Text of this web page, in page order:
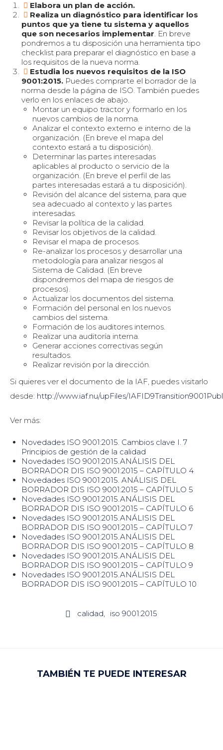
Elabora un plan de acción.
Realiza un diagnóstico para identificar los
puntos que ya tiene tu sistema y aquellos
que son necesarios implementar. En breve
pondremos a tu disposición una herramienta tipo
checklist para preparar el diagnóstico en base a
los requisitos de la nueva norma.
Estudia los nuevos requisitos de la ISO
9001:2015.Puedes comprarte el borrador de la
norma desde la página de ISO. También puedes
verlo en los enlaces de abajo.
Montar un equipo tractor y formarlo en los
nuevos cambios de la norma.
Analizar el contexto externo e interno de la
organización. (En breve el mapa del
contexto estará a tu disposición).
Determinar las partes interesadas
aplicables al producto o servicio de la
organización. (En breve el perfil de las
partes interesadas estará a tu disposición).
Revisión del alcance del sistema, para que
sea adecuado al contexto y las partes
interesadas.
Revisar la política de la calidad.
Revisar los objetivos de la calidad.
Revisar el mapa de procesos.
Re-analizar los procesos y desarrollar una
metodología para analizar riesgos al
Sistema de Calidad. (En breve
dispondremos del mapa de riesgos de
procesos).
Actualizar los documentos del sistema.
Formación del personal en los nuevos
cambios del sistema.
Formación de los auditores internos.
Realizar una auditoría interna.
Generar acciones correctivas según
resultados.
Realizar revisión por la dirección.
Si quieres ver el documento de la IAF, puedes visitarlo
desde: http://www.iaf.nu/upFiles/
Ver más:
Novedades ISO 9001:2015. Cambios clave I. 7
Principios de gestión de la calidad
Novedades ISO 9001:2015.ANÁLISIS DEL
BORRADOR DIS ISO 9001:2015 – CAPÍTULO 4
Novedades ISO 9001:2015. ANÁLISIS DEL
BORRADOR DIS ISO 9001:2015 – CAPÍTULO 5
Novedades ISO 9001:2015.ANÁLISIS DEL
BORRADOR DIS ISO 9001:2015 – CAPÍTULO 6
Novedades ISO 9001:2015.ANÁLISIS DEL
BORRADOR DIS ISO 9001:2015 – CAPÍTULO 7
Novedades ISO 9001:2015.ANÁLISIS DEL
BORRADOR DIS ISO 9001:2015 – CAPÍTULO 8
Novedades ISO 9001:2015.ANÁLISIS DEL
BORRADOR DIS ISO 9001:2015 – CAPÍTULO 9
Novedades ISO 9001:2015.ANÁLISIS DEL
BORRADOR DIS ISO 9001:2015 – CAPÍTULO 10
 calidad iso 9001:2015
TAMBIÉN TE PUEDE INTERESAR